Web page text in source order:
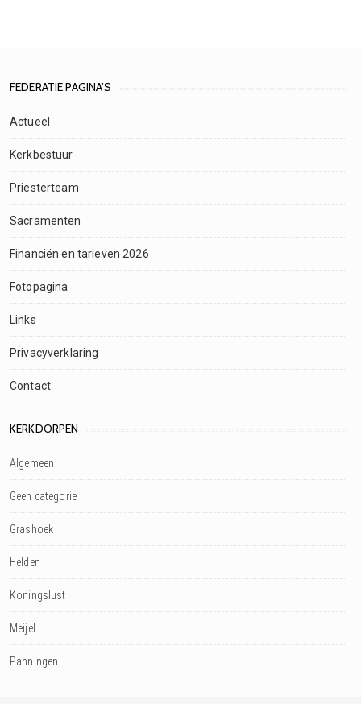
FEDERATIE PAGINA’S
Actueel
Kerkbestuur
Priesterteam
Sacramenten
Financiën en tarieven 2026
Fotopagina
Links
Privacyverklaring
Contact
KERKDORPEN
Algemeen
Geen categorie
Grashoek
Helden
Koningslust
Meijel
Panningen